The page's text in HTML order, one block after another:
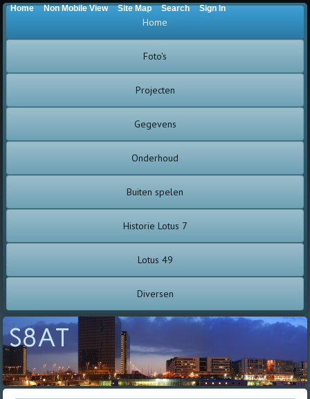
Home
Foto's
Projecten
Gegevens
Onderhoud
Buiten spelen
Historie Lotus 7
Lotus 49
Diversen
S8AT
Home Non Mobile View Site Map Search Sign In